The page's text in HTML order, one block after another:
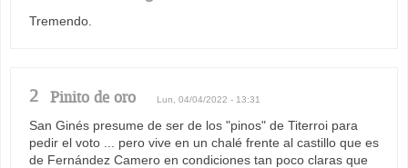
Tremendo.
2 Pinito de oro Lun, 04/04/2022 - 13:31
San Ginés presume de ser de los "pinos" de Titerroi para
pedir el voto ... pero vive en un chalé frente al castillo que es
de Fernández Camero en condiciones tan poco claras que